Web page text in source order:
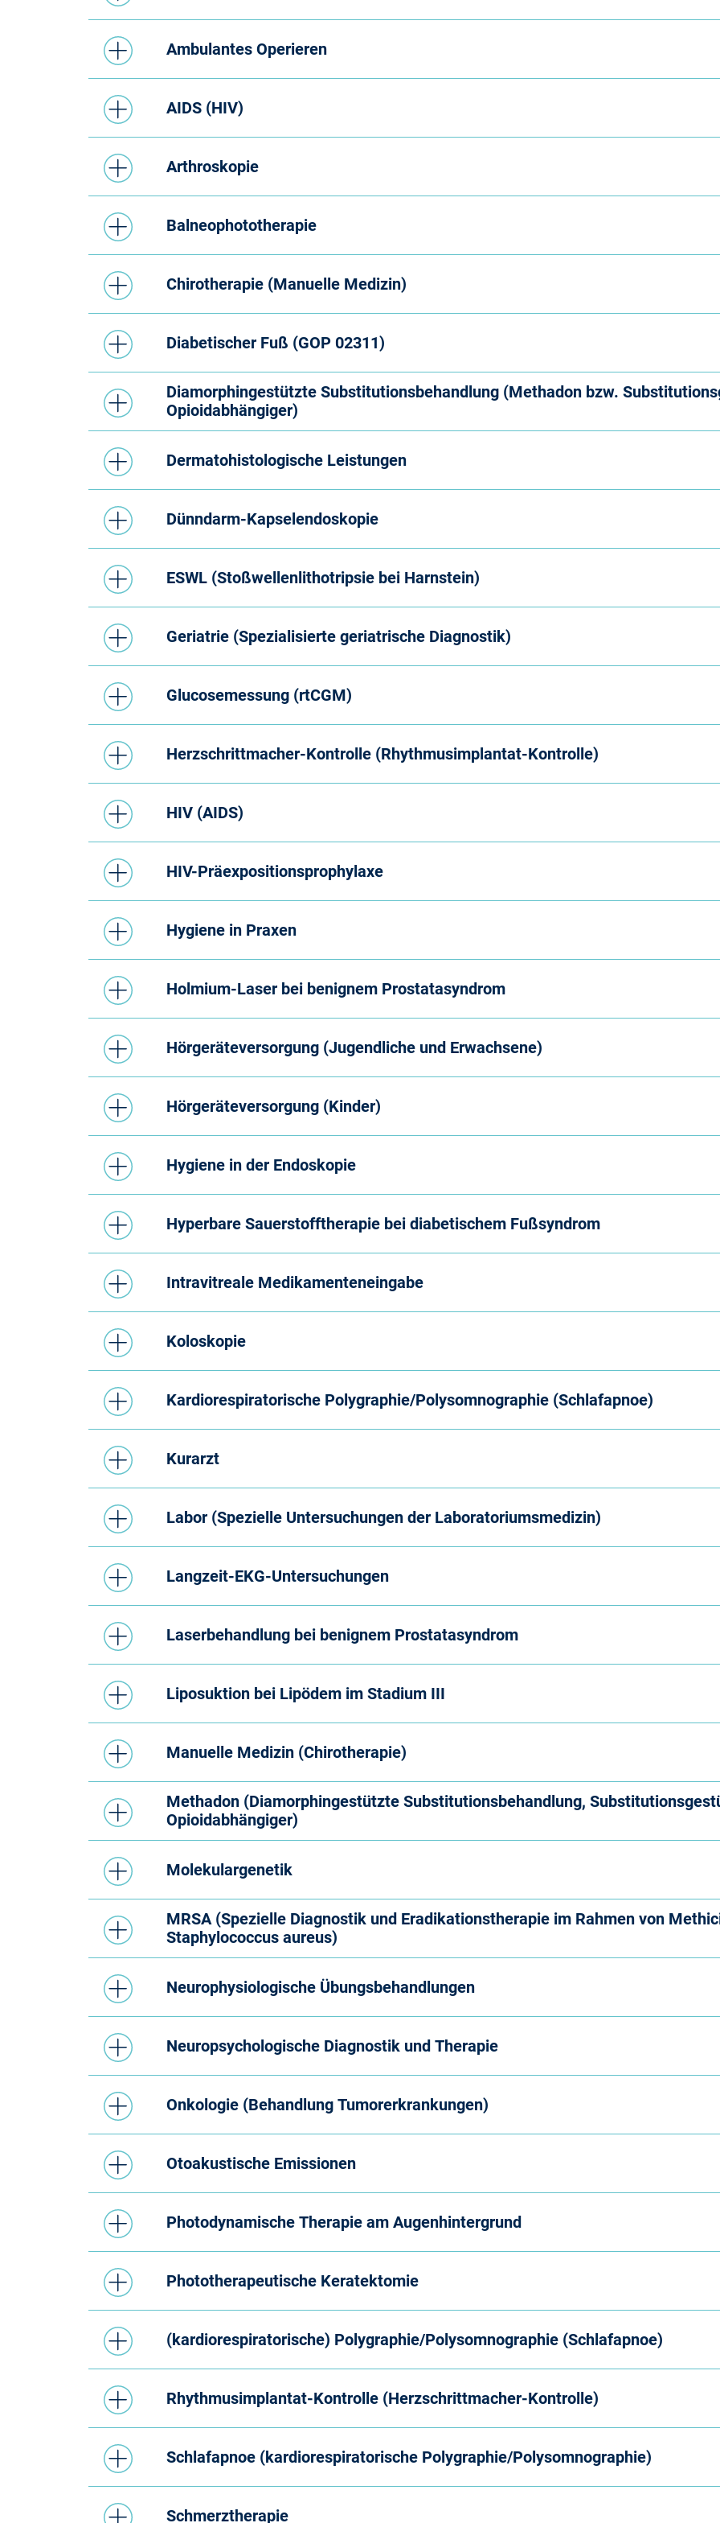
Förderungen
Fortbildungsangebot
IT, Online-Services, TI
Service
Vergütungsverträge
Ambulantes Operieren
AIDS (HIV)
Arthroskopie
Balneophototherapie
Chirotherapie (Manuelle Medizin)
Diabetischer Fuß (GOP 02311)
Diamorphingestützte Substitutionsbehandlung (Methadon bzw.
Opioidabhängiger)
Dermatohistologische Leistungen
Dünndarm-Kapselendoskopie
ESWL (Stoßwellenlithotripsie bei Harnstein)
Geriatrie (Spezialisierte geriatrische Diagnostik)
Glucosemessung (rtCGM)
Herzschrittmacher-Kontrolle (Rhythmusimplantat-Kontrolle)
HIV (AIDS)
HIV-Präexpositionsprophylaxe
Hygiene in Praxen
Holmium-Laser bei benignem Prostatasyndrom
Hörgeräteversorgung (Jugendliche und Erwachsene)
Hörgeräteversorgung (Kinder)
Hygiene in der Endoskopie
Hyperbare Sauerstofftherapie bei diabetischem Fußsyndrom
Intravitreale Medikamenteneingabe
Koloskopie
Kardiorespiratorische Polygraphie/Polysomnographie (Schlafapnoe)
Kurarzt
Labor (Spezielle Untersuchungen der Laboratoriumsmedizin)
Langzeit-EKG-Untersuchungen
Laserbehandlung bei benignem Prostatasyndrom
Liposuktion bei Lipödem im Stadium III
Manuelle Medizin (Chirotherapie)
Methadon (Diamorphingestützte Substitutionsbehandlung,
Opioidabhängiger)
Molekulargenetik
MRSA (Spezielle Diagnostik und Eradikationstherapie im Rahmen von
Staphylococcus aureus)
Neurophysiologische Übungsbehandlungen
Neuropsychologische Diagnostik und Therapie
Onkologie (Behandlung Tumorerkrankungen)
Otoakustische Emissionen
Photodynamische Therapie am Augenhintergrund
Phototherapeutische Keratektomie
(kardiorespiratorische) Polygraphie/Polysomnographie (Schlafapnoe)
Rhythmusimplantat-Kontrolle (Herzschrittmacher-Kontrolle)
Schlafapnoe (kardiorespiratorische Polygraphie/Polysomnographie)
Schmerztherapie